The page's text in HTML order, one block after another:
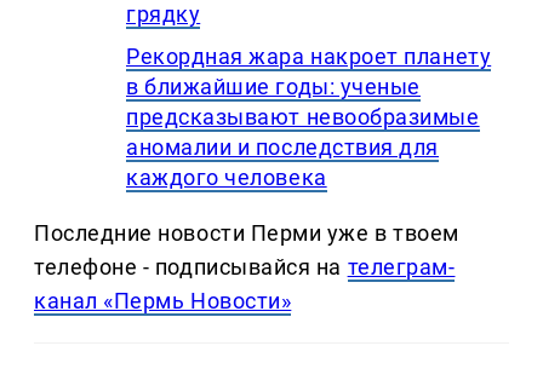
грядку
Рекордная жара накроет планету
в ближайшие годы: ученые
предсказывают невообразимые
аномалии и последствия для
каждого человека
Последние новости Перми уже в твоем
телефоне - подписывайся на телеграм-
канал «Пермь Новости»